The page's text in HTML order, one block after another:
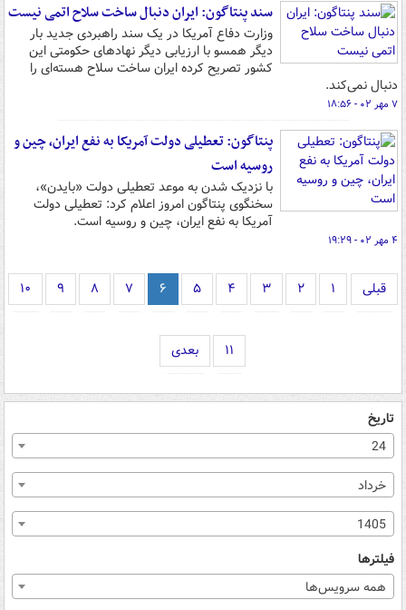
سند پنتاگون: ایران دنبال ساخت سلاح اتمی نیست
وزارت دفاع آمریکا در یک سند راهبردی جدید بار
دیگر همسو با ارزیابی دیگر نهادهای حکومتی این
کشور تصریح کرده ایران ساخت سلاح هسته‌ای را
دنبال نمی‌کند.
۷ مهر ۰۲ - ۱۸:۵۶
پنتاگون: تعطیلی دولت آمریکا به نفع ایران، چین و
روسیه است
با نزدیک شدن به موعد تعطیلی دولت «بایدن»،
سخنگوی پنتاگون امروز اعلام کرد: تعطیلی دولت
آمریکا به نفع ایران، چین و روسیه است.
۴ مهر ۰۲ - ۱۹:۲۹
قبلی ۱ ۲ ۳ ۴ ۵ ۶ ۷ ۸ ۹ ۱۰
۱۱ بعدی
تاریخ
24
خرداد
1405
فیلترها
همه سرویس‌ها